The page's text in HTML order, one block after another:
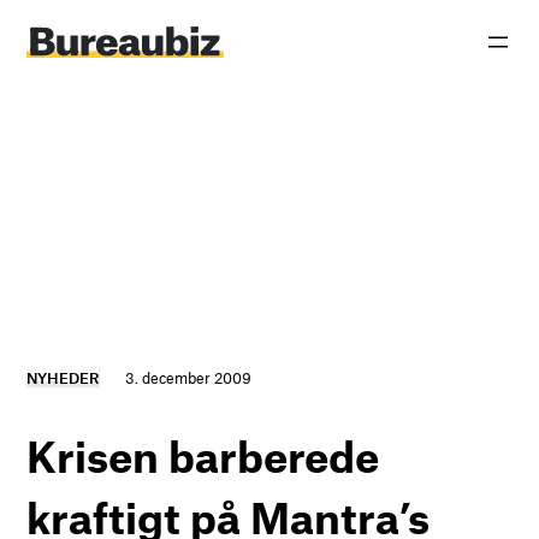
indhold
NYHEDER 3. december 2009
Krisen barberede
kraftigt på Mantra’s